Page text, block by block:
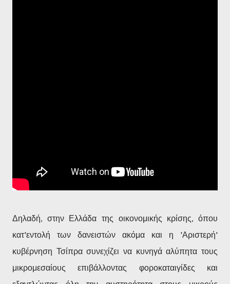
Δηλαδή, στην Ελλάδα της οικονομικής κρίσης, όπου
κατ'εντολή των δανειστών ακόμα και η 'Αριστερή'
κυβέρνηση Τσίπρα συνεχίζει να κυνηγά αλύπητα τους
μικρομεσαίους επιβάλλοντας φοροκαταιγίδες και